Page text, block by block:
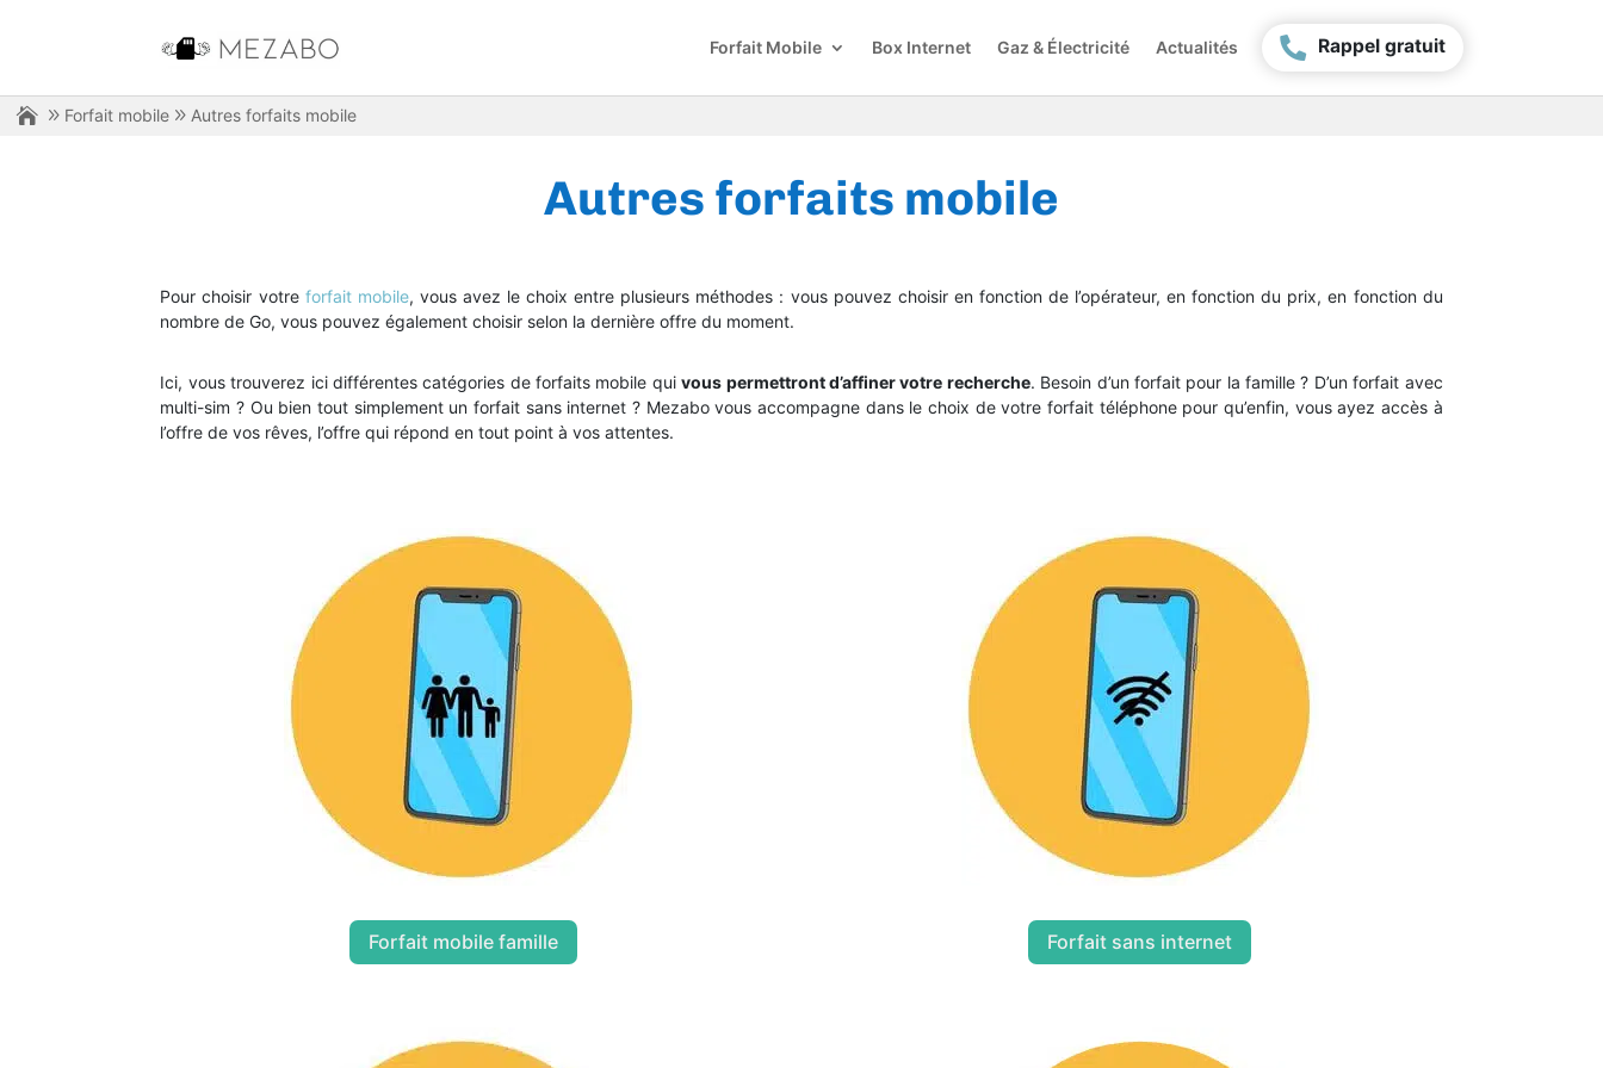
Forfait Mobile Box Internet Gaz & Électricité Actualités Rappel gratuit
Forfait mobile Autres forfaits mobile
Autres forfaits mobile
Pour choisir votre forfait mobile, vous avez le choix entre plusieurs méthodes : vous pouvez choisir en fonction de l’opérateur, en fonction du prix, en fonction du
nombre de Go, vous pouvez également choisir selon la dernière offre du moment.
Ici, vous trouverez ici différentes catégories de forfaits mobile quivous permettront d’affiner votre recherche. Besoin d’un forfait pour la famille ? D’un forfait avec
multi-sim ? Ou bien tout simplement un forfait sans internet ? Mezabo vous accompagne dans le choix de votre forfait téléphone pour qu’enfin, vous ayez accès à
l’offre de vos rêves, l’offre qui répond en tout point à vos attentes.
Forfait mobile famille Forfait sans internet